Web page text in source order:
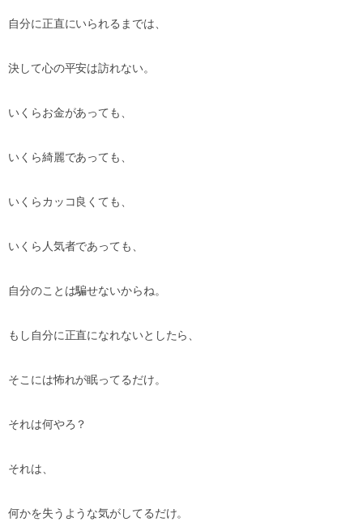
自分に正直にいられるまでは、
決して心の平安は訪れない。
いくらお金があっても、
いくら綺麗であっても、
いくらカッコ良くても、
いくら人気者であっても、
自分のことは騙せないからね。
もし自分に正直になれないとしたら、
そこには怖れが眠ってるだけ。
それは何やろ？
それは、
何かを失うような気がしてるだけ。